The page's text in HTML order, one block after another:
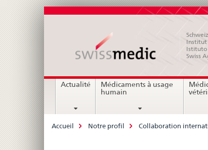
Institut
Istituto
Swiss
Navigation
Actualité
Médicaments à usage
humain
Breadcrumb
Accueil Notre profil Collaboration